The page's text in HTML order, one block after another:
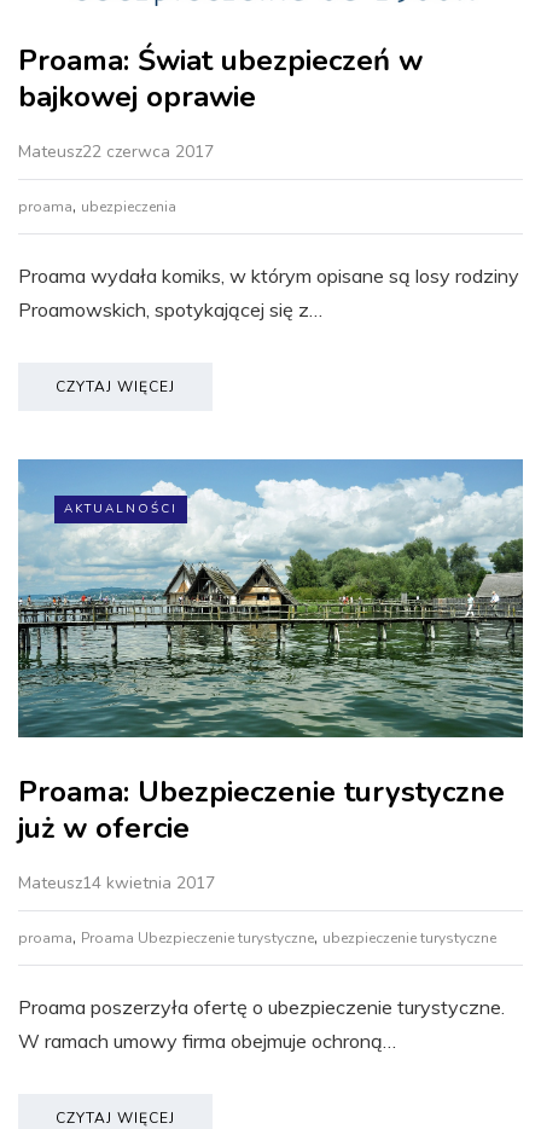
Proama: Świat ubezpieczeń w
bajkowej oprawie
Mateusz22 czerwca 2017
proama, ubezpieczenia
Proama wydała komiks, w którym opisane są losy rodziny
Proamowskich, spotykającej się z…
CZYTAJ WIĘCEJ
AKTUALNOŚCI
Proama: Ubezpieczenie turystyczne
już w ofercie
Mateusz14 kwietnia 2017
proama, Proama Ubezpieczenie turystyczne, ubezpieczenie turystyczne
Proama poszerzyła ofertę o ubezpieczenie turystyczne.
W ramach umowy firma obejmuje ochroną…
CZYTAJ WIĘCEJ